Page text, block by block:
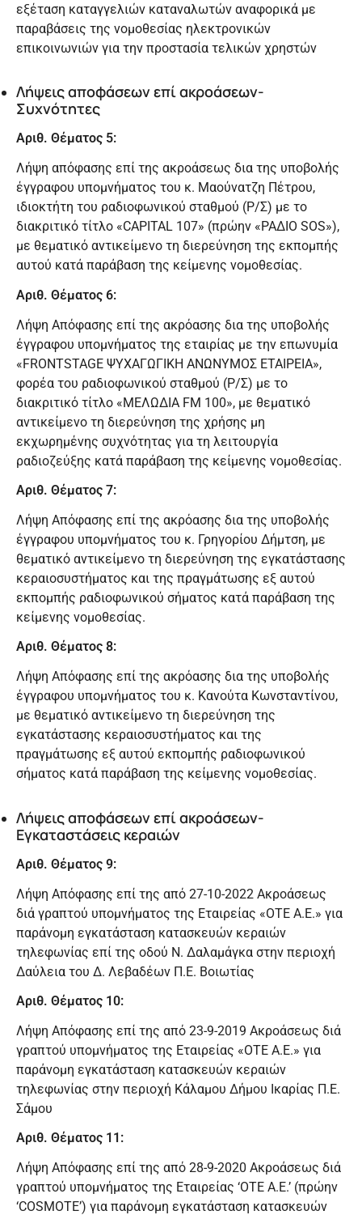
εξέταση καταγγελιών καταναλωτών αναφορικά με
παραβάσεις της νομοθεσίας ηλεκτρονικών
επικοινωνιών για την προστασία τελικών χρηστών
Λήψεις αποφάσεων επί ακροάσεων-
Συχνότητες
Αριθ. Θέματος 5:
Λήψη απόφασης επί της ακροάσεως δια της υποβολής
έγγραφου υπομνήματος του κ. Μαούνατζη Πέτρου,
ιδιοκτήτη του ραδιοφωνικού σταθμού (Ρ/Σ) με το
διακριτικό τίτλο «CAPITAL 107» (πρώην «ΡΑΔΙΟ SOS»),
με θεματικό αντικείμενο τη διερεύνηση της εκπομπής
αυτού κατά παράβαση της κείμενης νομοθεσίας.
Αριθ. Θέματος 6:
Λήψη Απόφασης επί της ακρόασης δια της υποβολής
έγγραφου υπομνήματος της εταιρίας με την επωνυμία
«FRONTSTAGE ΨΥΧΑΓΩΓΙΚΗ ΑΝΩΝΥΜΟΣ ΕΤΑΙΡΕΙΑ»,
φορέα του ραδιοφωνικού σταθμού (Ρ/Σ) με το
διακριτικό τίτλο «ΜΕΛΩΔΙΑ FM 100», με θεματικό
αντικείμενο τη διερεύνηση της χρήσης μη
εκχωρημένης συχνότητας για τη λειτουργία
ραδιοζεύξης κατά παράβαση της κείμενης νομοθεσίας.
Αριθ. Θέματος 7:
Λήψη Απόφασης επί της ακρόασης δια της υποβολής
έγγραφου υπομνήματος του κ. Γρηγορίου Δήμτση, με
θεματικό αντικείμενο τη διερεύνηση της εγκατάστασης
κεραιοσυστήματος και της πραγμάτωσης εξ αυτού
εκπομπής ραδιοφωνικού σήματος κατά παράβαση της
κείμενης νομοθεσίας.
Αριθ. Θέματος 8:
Λήψη Απόφασης επί της ακρόασης δια της υποβολής
έγγραφου υπομνήματος του κ. Κανούτα Κωνσταντίνου,
με θεματικό αντικείμενο τη διερεύνηση της
εγκατάστασης κεραιοσυστήματος και της
πραγμάτωσης εξ αυτού εκπομπής ραδιοφωνικού
σήματος κατά παράβαση της κείμενης νομοθεσίας.
Λήψεις αποφάσεων επί ακροάσεων-
Εγκαταστάσεις κεραιών
Αριθ. Θέματος 9:
Λήψη Απόφασης επί της από 27-10-2022 Ακροάσεως
διά γραπτού υπομνήματος της Εταιρείας «OTE Α.Ε.» για
παράνομη εγκατάσταση κατασκευών κεραιών
τηλεφωνίας επί της οδού Ν. Δαλαμάγκα στην περιοχή
Δαύλεια του Δ. Λεβαδέων Π.Ε. Βοιωτίας
Αριθ. Θέματος 10:
Λήψη Απόφασης επί της από 23-9-2019 Ακροάσεως διά
γραπτού υπομνήματος της Εταιρείας «OTE A.E.» για
παράνομη εγκατάσταση κατασκευών κεραιών
τηλεφωνίας στην περιοχή Κάλαμου Δήμου Ικαρίας Π.Ε.
Σάμου
Αριθ. Θέματος 11:
Λήψη Απόφασης επί της από 28-9-2020 Ακροάσεως διά
γραπτού υπομνήματος της Εταιρείας ‘ΟΤΕ Α.Ε.’ (πρώην
‘COSMOTE’) για παράνομη εγκατάσταση κατασκευών